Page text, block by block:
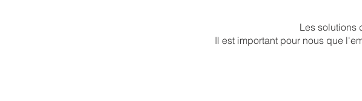
Les solutions
Il est important pour nous que